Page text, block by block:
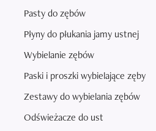
Pasty do zębów
Płyny do płukania jamy ustnej
Wybielanie zębów
Paski i proszki wybielające zęby
Zestawy do wybielania zębów
Odświeżacze do ust